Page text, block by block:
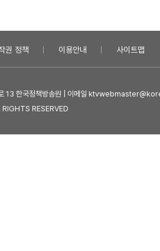
권 정책 이용안내 사이트맵
13 한국정책방송원 | 이메일
RESERVED